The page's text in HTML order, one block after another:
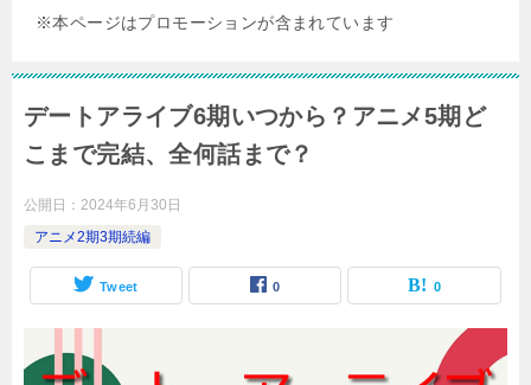
※本ページはプロモーションが含まれています
デートアライブ6期いつから？アニメ5期ど
こまで完結、全何話まで？
公開日： 2024年6月30日
アニメ2期3期続編
Tweet 0 0